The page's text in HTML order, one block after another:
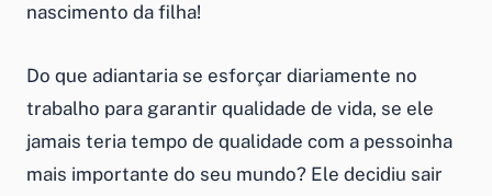
nascimento da filha!
Do que adiantaria se esforçar diariamente no
trabalho para garantir qualidade de vida, se ele
jamais teria tempo de qualidade com a pessoinha
mais importante do seu mundo? Ele decidiu sair